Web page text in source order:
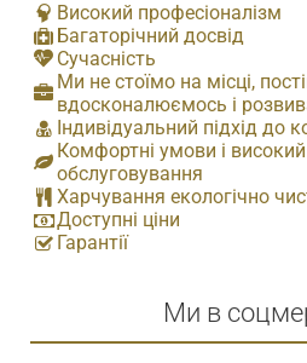
Високий професіоналізм
Багаторічний досвід
Сучасність
Ми не стоїмо на місці,
вдосконалюємось і
Індивідуальний підхід до
Комфортні умови і високий
обслуговування
Харчування екологічно
Доступні ціни
Гарантії
Ми в